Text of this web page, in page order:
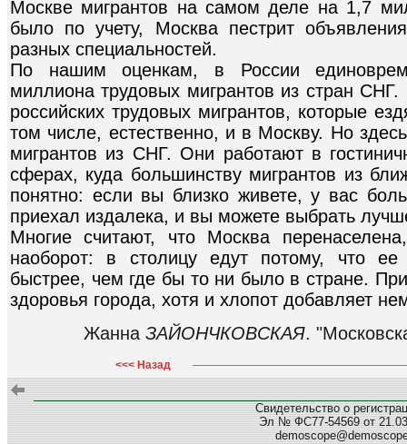
Москве мигрантов на самом деле на 1,7
было по учету, Москва пестрит
разных специальностей.
По нашим оценкам, в России
миллиона трудовых мигрантов из стран
российских трудовых мигрантов, которые
том числе, естественно, и в Москву. Но
мигрантов из СНГ. Они работают в
сферах, куда большинству мигрантов из
понятно: если вы близко живете, у вас
приехал издалека, и вы можете выбрать
Многие считают, что Москва
наоборот: в столицу едут потому, что ее
быстрее, чем где бы то ни было в стране.
здоровья города, хотя и хлопот добавляет
Жанна ЗАЙОНЧКОВСКАЯ.
<<< Назад
Свидетельство о
Эл № ФС77-54569 от